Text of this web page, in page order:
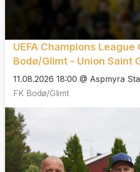
UEFA Champions League
Bodø/Glimt - Union Saint
11.08.2026 18:00 @ Aspmyra
FK Bodø/Glimt